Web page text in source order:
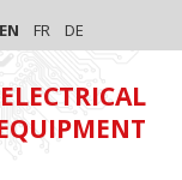
EN FR DE